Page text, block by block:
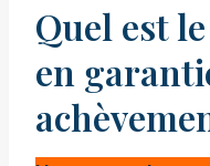
Quel est
en